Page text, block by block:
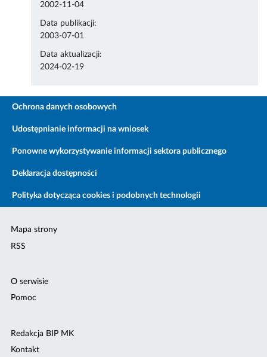
2002-11-04
Data publikacji:
2003-07-01
Data aktualizacji:
2024-02-19
Ochrona danych osobowych
Udostępnianie informacji na wniosek
Ponowne wykorzystywanie informacji sektora publicznego
Deklaracja dostępności
Polityka dotycząca cookies i podobnych technologii
Mapa strony
RSS
O serwisie
Pomoc
Redakcja BIP MK
Kontakt